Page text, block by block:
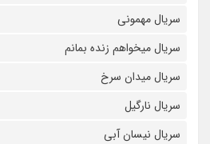
سریال مهمونی
سریال میخواهم زنده بمانم
سریال میدان سرخ
سریال نارگیل
سریال نیسان آبی